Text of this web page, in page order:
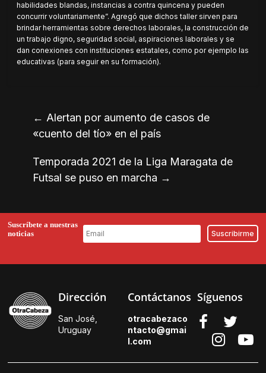
habilidades blandas, instancias a contra quincena y pueden
concurrir voluntariamente”. Agregó que dichos taller sirven para
brindar herramientas sobre derechos laborales, la construcción de
un trabajo digno, seguridad social, aspiraciones laborales y se
dan conexiones con instituciones estatales, como por ejemplo las
educativas (para seguir en su formación).
← Alertan por aumento de casos de
«cuento del tío» en el país
Temporada 2021 de la Liga Maragata de
Futsal se puso en marcha →
Suscríbete a nuestras
noticias
Dirección
San José,
Uruguay
Contáctanos
otracabezaco
ntacto@gmai
l.com
Síguenos